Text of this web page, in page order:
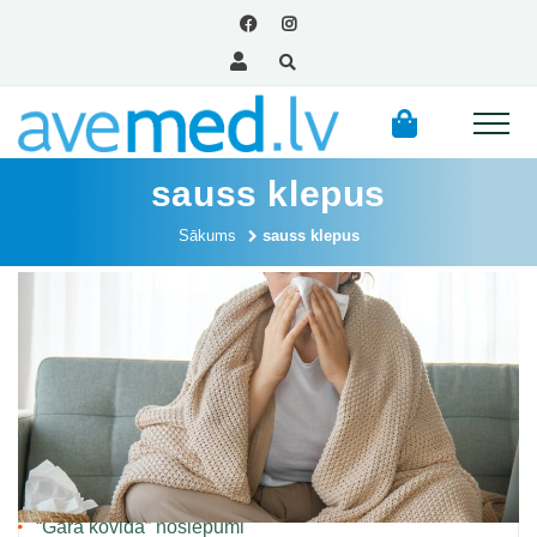
sauss klepus
Sākums sauss klepus
Mums ir jāmainās. Mentālās veselības sekas COVID
laikā!
Satiec savu farmaceitu
“Garā kovida” noslēpumi